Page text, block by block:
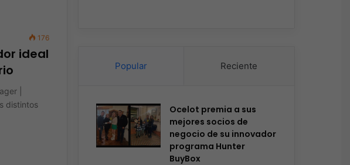
176
ideal
|
distintos
Popular Reciente
Ocelot premia a sus
mejores socios de
negocio de su innovador
programa Hunter
BuyBox